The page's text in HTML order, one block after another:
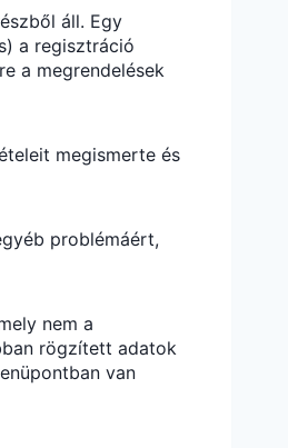
áll. Egy
a regisztráció
a megrendelések
megismerte és
problémáért,
nem a
rögzített adatok
van